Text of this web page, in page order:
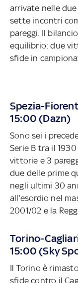
arrivate nelle
sette incontri
pareggi. Il
equilibrio: due
sfide in
Spezia-
15:00 (Dazn)
Sono sei i
Serie B tra il
vittorie e 3
due delle prime
negli ultimi 30
all’esordio nel
2001/02 e la
Torino-
15:00 (Sky
Il Torino è
sfide contro il